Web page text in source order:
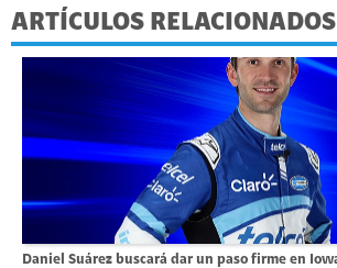
ARTÍCULOS RELACIONADOS
Daniel Suárez buscará dar un paso firme en